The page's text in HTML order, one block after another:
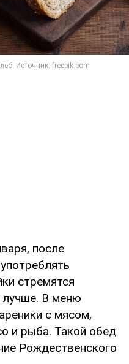
после
стремятся
лучше. В меню
с мясом,
и рыба. Такой обед
Рождественского